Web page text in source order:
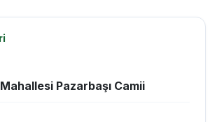
Pazarbaşı Camii